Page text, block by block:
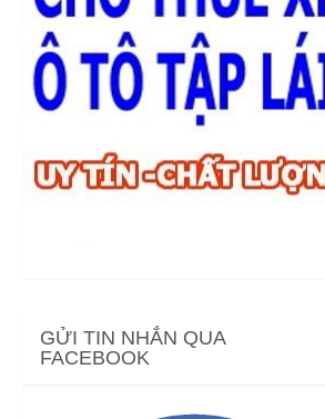
GỬI TIN NHẮN QUA
FACEBOOK